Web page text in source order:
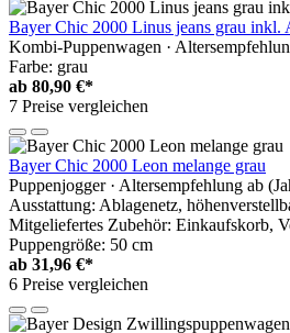
Bayer Chic 2000 Linus jeans grau inkl.
Kombi-Puppenwagen ·
Farbe: grau
ab 80,90 €*
7 Preise vergleichen
Bayer Chic 2000 Leon melange grau
Puppenjogger · Altersempfehlung ab
Ausstattung: Ablagenetz,
Mitgeliefertes Zubehör: Einkaufskorb,
Puppengröße: 50 cm
ab 31,96 €*
6 Preise vergleichen